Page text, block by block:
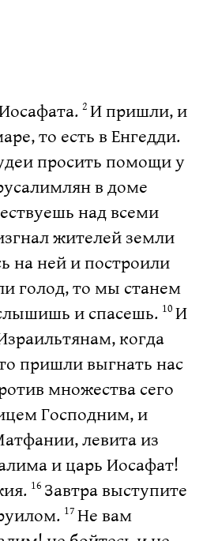
2 И пришли, и
то есть в Енгедди.
просить помощи у
в доме
над всеми
жителей земли
на ней и построили
голод, то мы станем
и спасешь. 10 И
когда
пришли выгнать нас
множества сего
Господним, и
левита из
и царь Иосафат!
16 Завтра выступите
17 Не вам